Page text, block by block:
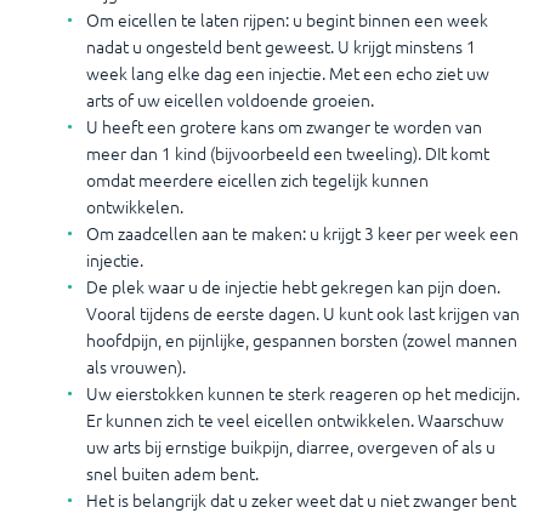
Om eicellen te laten rijpen: u begint binnen een week
nadat u ongesteld bent geweest. U krijgt minstens 1
week lang elke dag een injectie. Met een echo ziet uw
arts of uw eicellen voldoende groeien.
U heeft een grotere kans om zwanger te worden van
meer dan 1 kind (bijvoorbeeld een tweeling). DIt komt
omdat meerdere eicellen zich tegelijk kunnen
ontwikkelen.
Om zaadcellen aan te maken: u krijgt 3 keer per week een
injectie.
De plek waar u de injectie hebt gekregen kan pijn doen.
Vooral tijdens de eerste dagen. U kunt ook last krijgen van
hoofdpijn, en pijnlijke, gespannen borsten (zowel mannen
als vrouwen).
Uw eierstokken kunnen te sterk reageren op het medicijn.
Er kunnen zich te veel eicellen ontwikkelen. Waarschuw
uw arts bij ernstige buikpijn, diarree, overgeven of als u
snel buiten adem bent.
Het is belangrijk dat u zeker weet dat u niet zwanger bent